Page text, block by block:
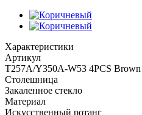
Характеристики
Артикул
T257A/Y350A-W53 4PCS Brown
Столешница
Закаленное стекло
Материал
Искусственный ротанг